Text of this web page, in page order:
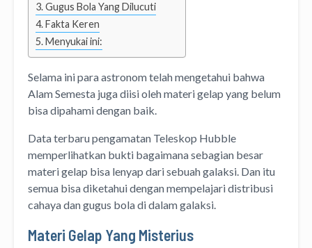
Gugus Bola Yang Dilucuti
Fakta Keren
Menyukai ini:
Selama ini para astronom telah mengetahui bahwa
Alam Semesta juga diisi oleh materi gelap yang belum
bisa dipahami dengan baik.
Data terbaru pengamatan Teleskop Hubble
memperlihatkan bukti bagaimana sebagian besar
materi gelap bisa lenyap dari sebuah galaksi. Dan itu
semua bisa diketahui dengan mempelajari distribusi
cahaya dan gugus bola di dalam galaksi.
Materi Gelap Yang Misterius